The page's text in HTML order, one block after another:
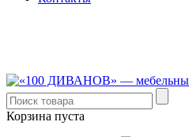
Корзина пуста